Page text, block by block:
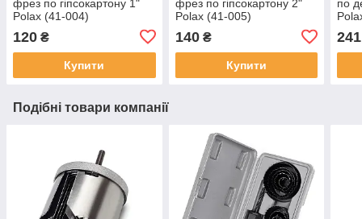
фрез по гіпсокартону 1"
Polax (41-004)
120 ₴
Купити
фрез по гіпсокартону 2"
Polax (41-005)
140₴
Купити
по
241
Подібні товари компанії